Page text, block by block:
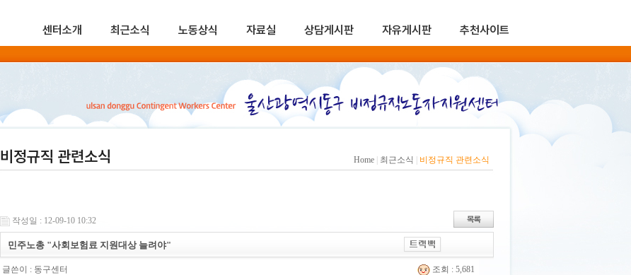
센터소개 최근소식 노동상식 자료실 상담게시판 자유게시판 추천사이트
비정규직 관련소식 Home 최근소식 비정규직 관련소식
작성일 : 12-09-10 10:32
민주노총 "사회보험료 지원대상 늘려야"
글쓴이 : 동구센터 조회 : 5,681